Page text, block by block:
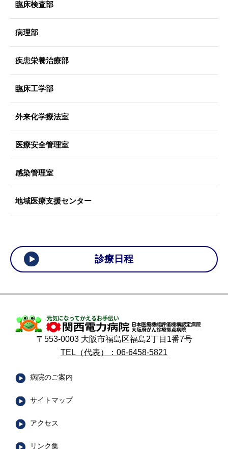
臨床検査部
病理部
疾患栄養治療部
臨床工学部
外来化学療法室
医療安全管理室
感染管理室
地域医療支援センター
診療日程
〒553-0003 大阪市福島区福島2丁目1番7号
TEL（代表）：06-6458-5821
病院のご案内
サイトマップ
アクセス
リンク集